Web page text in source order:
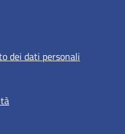
dei dati personali